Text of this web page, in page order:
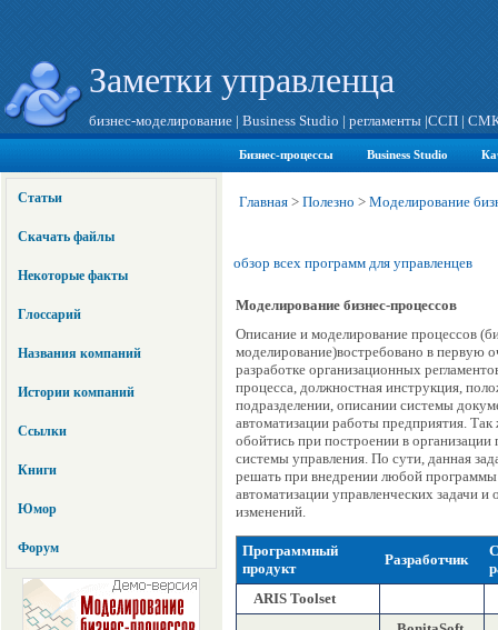
Заметки управленца
бизнес-моделирование | Business Studio | регламенты |ССП |
Бизнес-процессы Business Studio
Статьи
Скачать файлы
Некоторые факты
Глоссарий
Названия компаний
Истории компаний
Ссылки
Книги
Юмор
Форум
Главная > Полезно > Моделирование
обзор всех программ для управленцев
Моделирование бизнес-процессов
Описание и моделирование процессов
моделирование)востребовано в первую
разработке организационных
процесса, должностная инструкция,
подразделении, описании системы
автоматизации работы предприятия. Так
обойтись при построении в организации
системы управления. По сути, данная
решать при внедрении любой программы
автоматизации управленческих задачи и
изменений.
Программный
продукт
Разработчик
ARIS Toolset